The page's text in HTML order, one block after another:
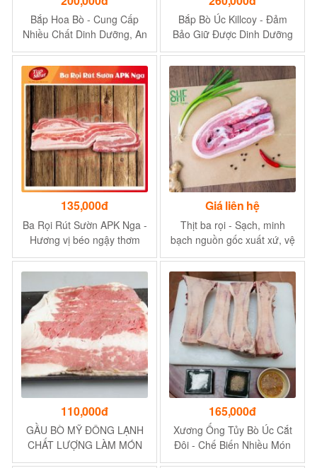
Bắp Hoa Bò - Cung Cấp
Nhiều Chất Dinh Dưỡng, An
Toàn Vệ Sinh Thực Phẩm
Bắp Bò Úc Killcoy - Đảm
Bảo Giữ Được Dinh Dưỡng
Của Thịt
135,000đ
Ba Rọi Rút Sườn APK Nga -
Hương vị béo ngậy thơm
ngon
Giá liên hệ
Thịt ba rọi - Sạch, minh
bạch nguồn gốc xuất xứ, vệ
sinh an toàn thực phẩm
110,000đ
GẦU BÒ MỸ ĐÔNG LẠNH
CHẤT LƯỢNG LÀM MÓN
NƯỚNG NGON TUYỆT
165,000đ
Xương Ống Tủy Bò Úc Cắt
Đôi - Chế Biến Nhiều Món